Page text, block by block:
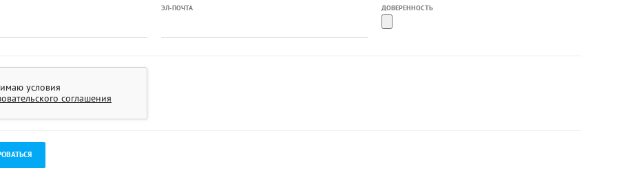
ЭЛ-ПОЧТА ДОВЕРЕННОСТЬ
условия
соглашения